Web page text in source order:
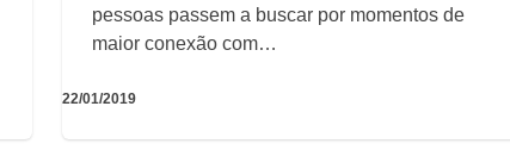
pessoas passem a buscar por momentos de
maior conexão com…
22/01/2019